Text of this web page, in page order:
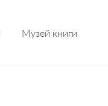
Музей книги